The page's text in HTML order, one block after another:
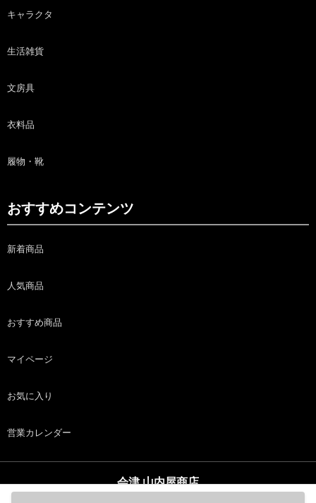
キャラクタ
生活雑貨
文房具
衣料品
履物・靴
おすすめコンテンツ
新着商品
人気商品
おすすめ商品
マイページ
お気に入り
営業カレンダー
会津 山内屋商店